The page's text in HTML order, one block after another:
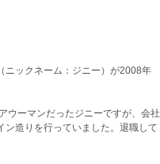
ニックネーム：ジニー）が2008年
ウーマンだったジニーですが、会社
造りを行っていました。退職して